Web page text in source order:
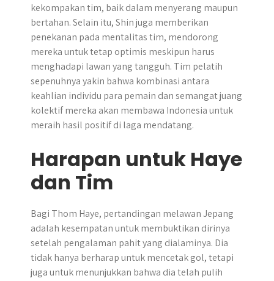
kekompakan tim, baik dalam menyerang maupun
bertahan. Selain itu, Shin juga memberikan
penekanan pada mentalitas tim, mendorong
mereka untuk tetap optimis meskipun harus
menghadapi lawan yang tangguh. Tim pelatih
sepenuhnya yakin bahwa kombinasi antara
keahlian individu para pemain dan semangat juang
kolektif mereka akan membawa Indonesia untuk
meraih hasil positif di laga mendatang.
Harapan untuk Haye
dan Tim
Bagi Thom Haye, pertandingan melawan Jepang
adalah kesempatan untuk membuktikan dirinya
setelah pengalaman pahit yang dialaminya. Dia
tidak hanya berharap untuk mencetak gol, tetapi
juga untuk menunjukkan bahwa dia telah pulih